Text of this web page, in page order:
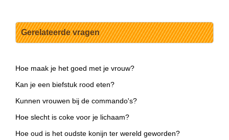
Gerelateerde vragen
Hoe maak je het goed met je vrouw?
Kan je een biefstuk rood eten?
Kunnen vrouwen bij de commando's?
Hoe slecht is coke voor je lichaam?
Hoe oud is het oudste konijn ter wereld geworden?